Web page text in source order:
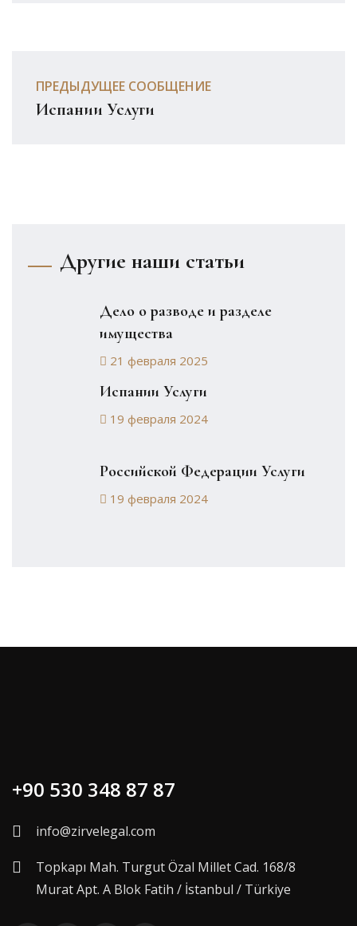
ПРЕДЫДУЩЕЕ СООБЩЕНИЕ
Испании Услуги
Другие наши статьи
Дело о разводе и разделе
имущества
21 февраля 2025
Испании Услуги
19 февраля 2024
Российской Федерации Услуги
19 февраля 2024
+90 530 348 87 87
info@zirvelegal.com
Topkapı Mah. Turgut Özal Millet Cad. 168/8
Murat Apt. A Blok Fatih / İstanbul / Türkiye